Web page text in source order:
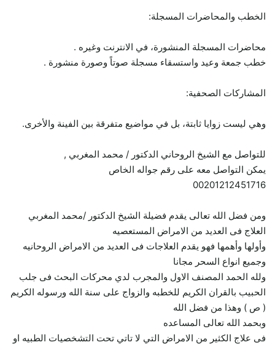
الخطب والمحاضرات المسجلة:
محاضرات المسجلة المنشورة، في الانترنت وغيره .
خطب جمعة وعيد واستسقاء مسجلة صوتاً وصورة منشورة .
المشاركات الصحفية:
وهي ليست زوايا ثابتة، بل في مواضيع متفرقة بين الفينة والأخرى.
للتواصل مع الشيخ الروحاني الدكتور / محمد المغربي ,
يمكن التواصل معه على رقم جواله الخاص
00201212451716
ومن فضل الله تعالى يقدم فضيلة الشيخ الدكتور /محمد المغربي
العلاج فى العديد من الامراض المستعصيه
وأولها وأهمها فهو يقدم العلاجات فى العديد من الامراض الروحانيه
وجميع انواع السحر مجانا
ولله الحمد المصنف الاول والمجرب لدي محركات البحث فى جلب
الحبيب بالقران الكريم للخطبه والزواج على سنة الله ورسوله الكريم
( ص ) وهذا من فضل الله
وبحمد الله تعالى المساعده
فى علاج الكثير من الامراض التي لا تاتي تحت التشخصيات الطبيه او